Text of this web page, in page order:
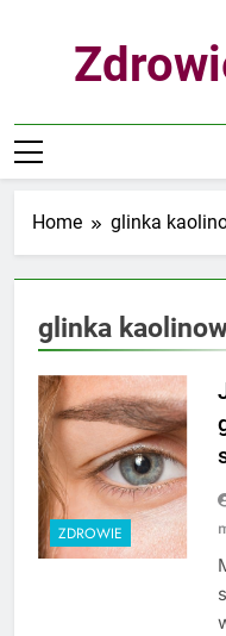
Home glinka
glinka
ZDROWIE